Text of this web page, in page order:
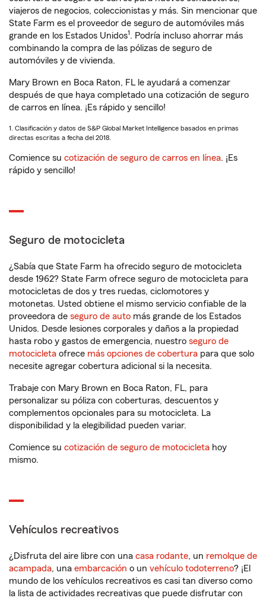
viajeros de negocios, coleccionistas y más. Sin mencionar que
State Farm es el proveedor de seguro de automóviles más
grande en los Estados Unidos1. Podría incluso ahorrar más
combinando la compra de las pólizas de seguro de
automóviles y de vivienda.
Mary Brown en Boca Raton, FL le ayudará a comenzar
después de que haya completado una cotización de seguro
de carros en línea. ¡Es rápido y sencillo!
1. Clasificación y datos de S&P Global Market Intelligence basados en primas
directas escritas a fecha del 2018.
Comience su cotización de seguro de carros en línea. ¡Es
rápido y sencillo!
Seguro de motocicleta
¿Sabía que State Farm ha ofrecido seguro de motocicleta
desde 1962? State Farm ofrece seguro de motocicleta para
motocicletas de dos y tres ruedas, ciclomotores y
motonetas. Usted obtiene el mismo servicio confiable de la
proveedora de seguro de auto más grande de los Estados
Unidos. Desde lesiones corporales y daños a la propiedad
hasta robo y gastos de emergencia, nuestro seguro de
motocicleta ofrece más opciones de cobertura para que solo
necesite agregar cobertura adicional si la necesita.
Trabaje con Mary Brown en Boca Raton, FL, para
personalizar su póliza con coberturas, descuentos y
complementos opcionales para su motocicleta. La
disponibilidad y la elegibilidad pueden variar.
Comience su cotización de seguro de motocicleta hoy
mismo.
Vehículos recreativos
¿Disfruta del aire libre con una casa rodante, un remolque de
acampada, una embarcación o un vehículo todoterreno? ¡El
mundo de los vehículos recreativos es casi tan diverso como
la lista de actividades recreativas que puede disfrutar con